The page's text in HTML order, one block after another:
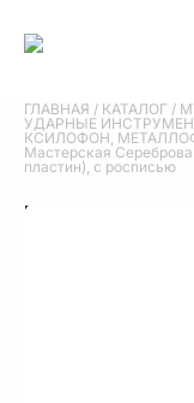
ГЛАВНАЯ / КАТАЛОГ /
УДАРНЫЕ
КСИЛОФОН,
Мастерская
пластин), с росписью
Мастерская